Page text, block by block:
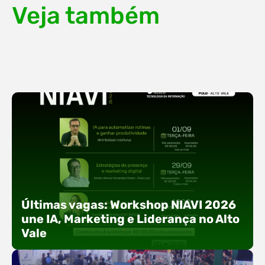
Veja também
Últimas vagas: Workshop NIAVI 2026
une IA, Marketing e Liderança no Alto
Vale